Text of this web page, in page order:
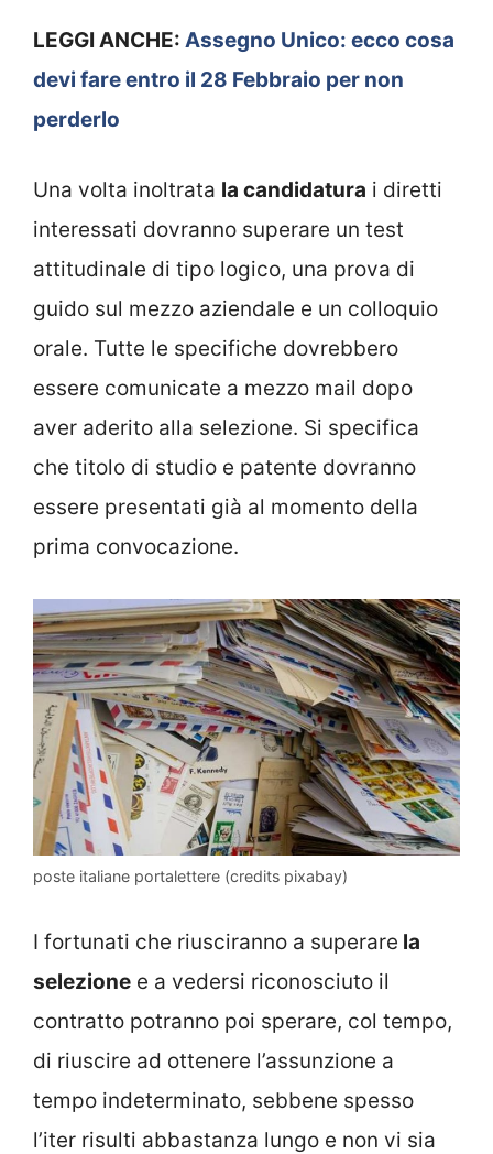
LEGGI ANCHE: Assegno Unico: ecco cosa
devi fare entro il 28 Febbraio per non
perderlo
Una volta inoltrata la candidatura i diretti
interessati dovranno superare un test
attitudinale di tipo logico, una prova di
guido sul mezzo aziendale e un colloquio
orale. Tutte le specifiche dovrebbero
essere comunicate a mezzo mail dopo
aver aderito alla selezione. Si specifica
che titolo di studio e patente dovranno
essere presentati già al momento della
prima convocazione.
poste italiane portalettere (credits pixabay)
I fortunati che riusciranno a superare la
selezione e a vedersi riconosciuto il
contratto potranno poi sperare, col tempo,
di riuscire ad ottenere l’assunzione a
tempo indeterminato, sebbene spesso
l’iter risulti abbastanza lungo e non vi sia